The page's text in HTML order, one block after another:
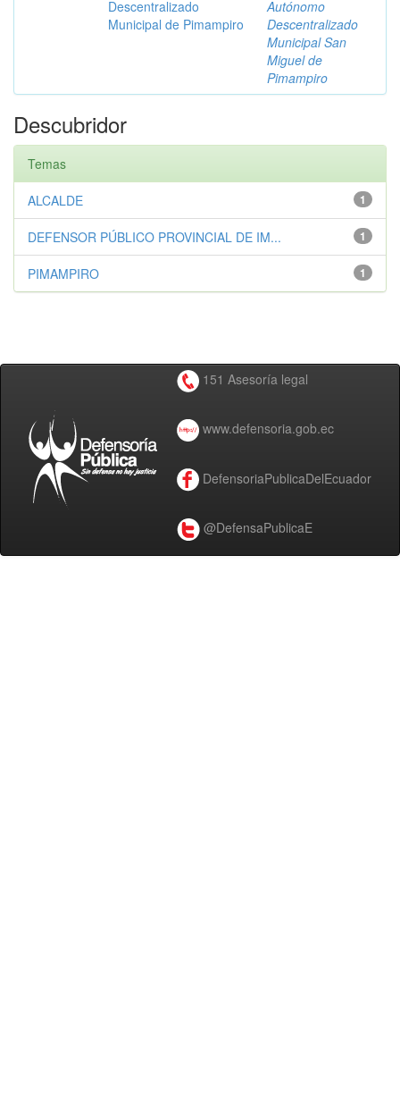
Descentralizado
Municipal de Pimampiro
Autónomo
Descentralizado
Municipal San
Miguel de
Pimampiro
Descubridor
Temas
1
ALCALDE
1
DEFENSOR PÚBLICO PROVINCIAL DE IM...
1
PIMAMPIRO
151 Asesoría legal
www.defensoria.gob.ec
DefensoriaPublicaDelEcuador
@DefensaPublicaE